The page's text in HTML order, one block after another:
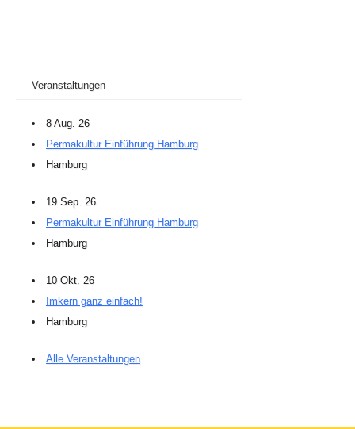
Veranstaltungen
8 Aug. 26
Permakultur Einführung Hamburg
Hamburg
19 Sep. 26
Permakultur Einführung Hamburg
Hamburg
10 Okt. 26
Imkern ganz einfach!
Hamburg
Alle Veranstaltungen